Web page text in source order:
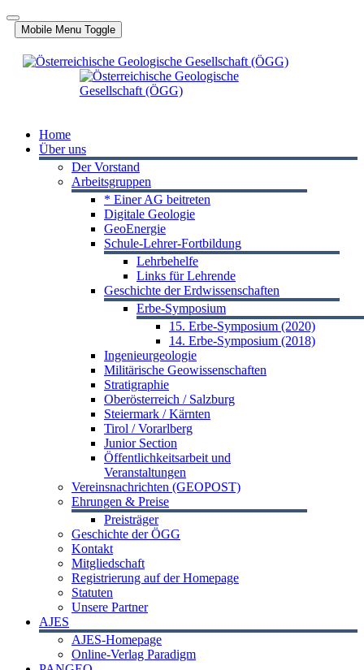
Mobile Menu Toggle
Home
Über uns
Der Vorstand
Arbeitsgruppen
* Einer AG beitreten
Digitale Geologie
GeoEnergie
Schule-Lehrer-Fortbildung
Lehrbehelfe
Links für Lehrende
Geschichte der Erdwissenschaften
Erbe-Symposium
15. Erbe-Symposium (2020)
14. Erbe-Symposium (2018)
Ingenieurgeologie
Militärische Geowissenschaften
Stratigraphie
Oberösterreich / Salzburg
Steiermark / Kärnten
Tirol / Vorarlberg
Junior Section
Öffentlichkeitsarbeit und
Veranstaltungen
Vereinsnachrichten (GEOPOST)
Ehrungen & Preise
Preisträger
Geschichte der ÖGG
Kontakt
Mitgliedschaft
Registrierung auf der Homepage
Statuten
Unsere Partner
AJES
AJES-Homepage
Online-Verlag Paradigm
Jahr
Monat
Jahr
Monat